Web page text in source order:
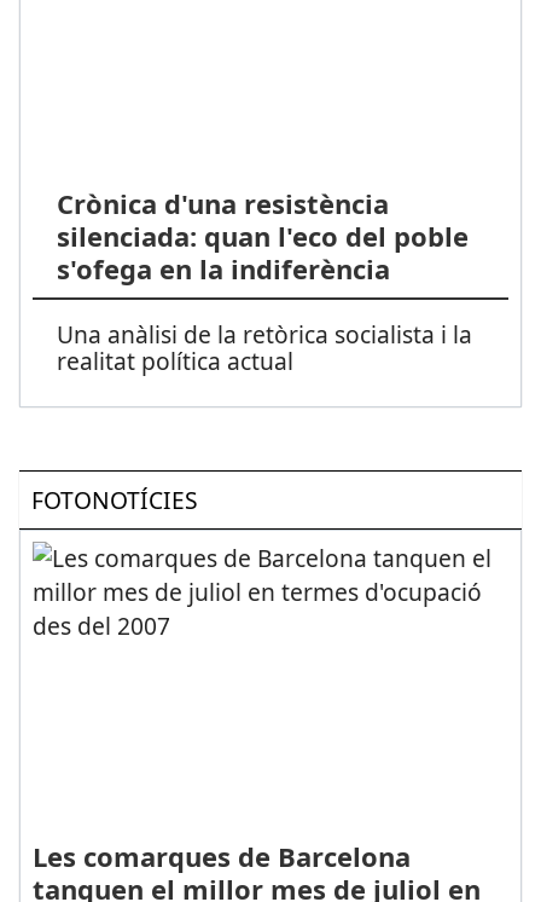
Crònica d'una resistència
silenciada: quan l'eco del poble
s'ofega en la indiferència
Una anàlisi de la retòrica socialista i la
realitat política actual
FOTONOTÍCIES
Les comarques de Barcelona
tanquen el millor mes de juliol en